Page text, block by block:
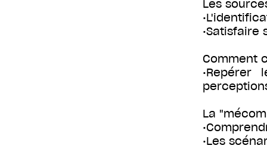
Les
•Satisfaire
Comment
La
•Les